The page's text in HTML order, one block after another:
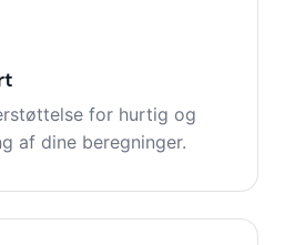
for hurtig og
af dine beregninger.